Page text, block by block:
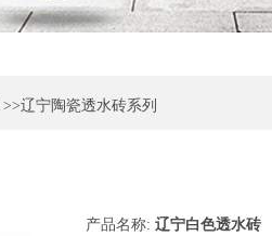
>>辽宁陶瓷透水砖系列
产品名称: 辽宁白色透水砖